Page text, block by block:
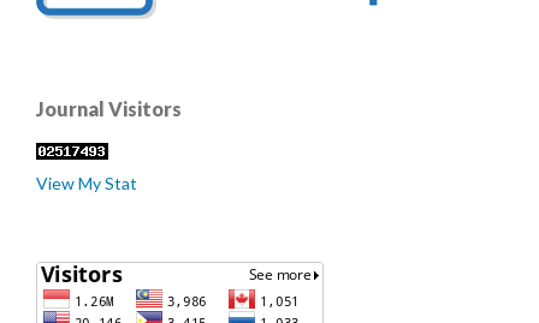
Journal Visitors
View My Stat